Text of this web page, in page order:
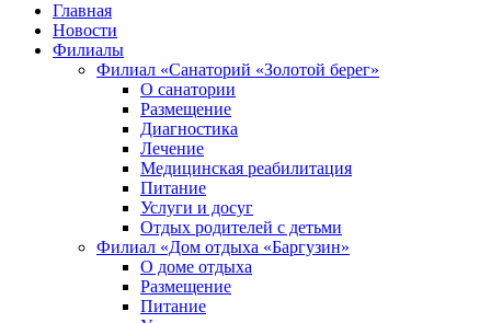
Главная
Новости
Филиалы
Филиал «Санаторий «Золотой берег»
О санатории
Размещение
Диагностика
Лечение
Медицинская реабилитация
Питание
Услуги и досуг
Отдых родителей с детьми
Филиал «Дом отдыха «Баргузин»
О доме отдыха
Размещение
Питание